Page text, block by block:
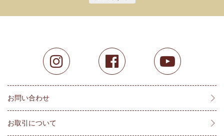
お問い合わせ
お取引について